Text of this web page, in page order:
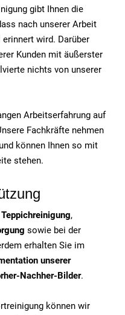
gibt Ihnen die
nach unserer Arbeit
wird. Darüber
Kunden mit äußerster
nichts von unserer
Arbeitserfahrung auf
Fachkräfte nehmen
können Ihnen so mit
stehen.
Teppichreinigung,
sowie bei der
erhalten Sie im
unserer
Nachher-Bilder.
können wir